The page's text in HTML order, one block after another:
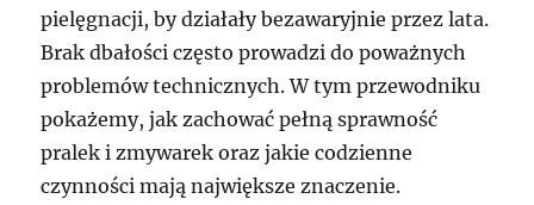
pielęgnacji, by działały bezawaryjnie przez lata.
Brak dbałości często prowadzi do poważnych
problemów technicznych. W tym przewodniku
pokażemy, jak zachować pełną sprawność
pralek i zmywarek oraz jakie codzienne
czynności mają największe znaczenie.